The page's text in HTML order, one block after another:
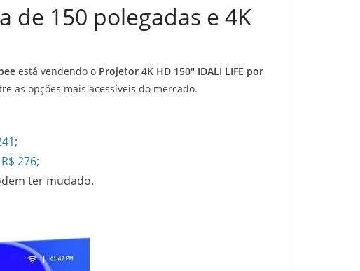
de 150 polegadas e 4K
está vendendo o Projetor 4K HD 150″ IDALI LIFE por
as opções mais acessíveis do mercado.
276;
ter mudado.